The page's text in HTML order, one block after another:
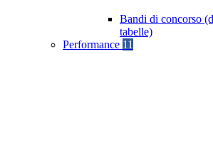
Bandi di concorso
tabelle)
Performance 11